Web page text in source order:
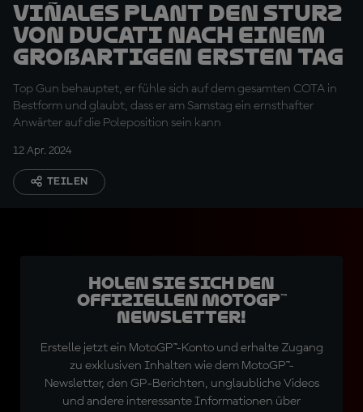
Viñales plant den Sturz
von Ducati nach einem
großartigen ersten Tag
Top Gun behauptet, er fühle sich auf dem gesamten COTA in
Bestform und glaubt, dass er am Samstag ein ernsthafter
Anwärter auf die Poleposition sein kann
12 Apr. 2024
TEILEN
Holen Sie sich den
offiziellen MotoGP™
Newsletter!
Erstelle jetzt ein MotoGP™-Konto und erhalte Zugang
zu exklusiven Inhalten wie dem MotoGP™-
Newsletter, den GP-Berichten, unglaubliche Videos
und andere interessante Informationen über